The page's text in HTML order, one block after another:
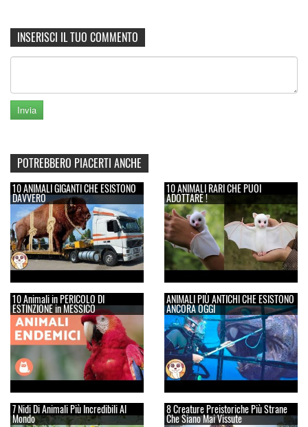
INSERISCI IL TUO COMMENTO
POTREBBERO PIACERTI ANCHE
10 ANIMALI GIGANTI CHE ESISTONO
DAVVERO
10 ANIMALI RARI CHE PUOI
ADOTTARE !
10 Animali in PERICOLO DI
ESTINZIONE in MESSICO
ANIMALI PIÙ ANTICHI CHE ESISTONO
ANCORA OGGI
7 Nidi Di Animali Più Incredibili Al
Mondo
8 Creature Preistoriche Più Strane
Che Siano Mai Vissute